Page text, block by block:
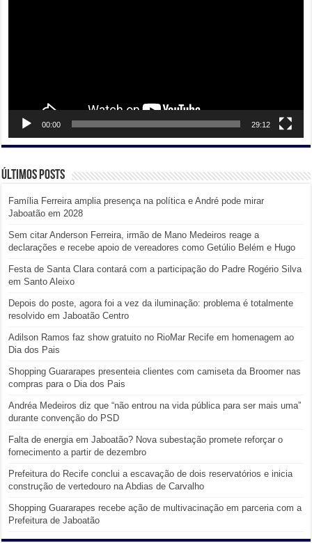
00:00 29:12
Últimos posts
Família Ferreira amplia presença na política e André pode mirar
Jaboatão em 2028
Sem citar Anderson Ferreira, irmão de Mano Medeiros reage a
declarações e recebe apoio de vereadores como Getúlio Belém e Hugo
Festa de Santa Clara contará com a participação do Padre Rogério Silva
em Santo Aleixo
Depois do poste, agora foi a vez da iluminação: problema é totalmente
resolvido em Jaboatão Centro
Adilson Ramos faz show gratuito no RioMar Recife em homenagem ao
Dia dos Pais
Shopping Guararapes presenteia clientes com camiseta da Broomer nas
compras para o Dia dos Pais
Andréa Medeiros diz que “não entrou na vida pública para ser mais uma”
durante convenção do PSD
Falta de energia em Jaboatão? Nova subestação promete reforçar o
fornecimento a partir de dezembro
Prefeitura do Recife conclui a escavação de dois reservatórios e inicia
construção de vertedouro na Abdias de Carvalho
Shopping Guararapes recebe ação de multivacinação em parceria com a
Prefeitura de Jaboatão